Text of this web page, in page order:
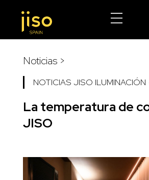
Noticias >
NOTICIAS JISO ILUMINACIÓN
La temperatura de
JISO